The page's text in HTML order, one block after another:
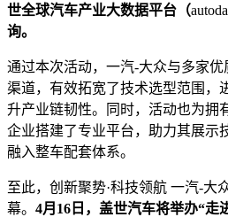
世全球汽车产业大数据平台（
询。
通过本次活动，一汽-大众与多家
渠道，有效拓宽了技术选型范围，
升产业链韧性。同时，活动也为拥
企业搭建了专业平台，助力其展示
融入整车配套体系。
至此，创新聚势·科技领航 一汽-大
幕。 4月16日，盖世汽车将举办“走